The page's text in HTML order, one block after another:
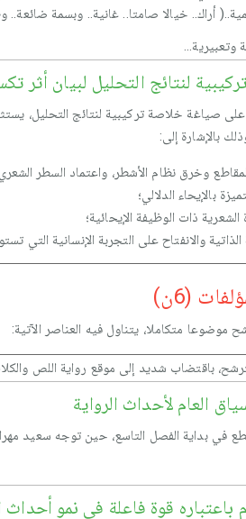
أراك.. خيالا صامتا.. غانية.. وبسمة ضائعة..
وتعبيرية...
لنتائج التحليل لبيان أثر
صياغة خلاصة تركيبية لنتائج التحليل،
بالإشارة إلى:
وخرق نظام الأشطر، واعتماد السطر
بالإيحاء الدلالي؛
ذات الوظيفة الإيحائية؛
الذاتية والانفتاح على التجربة الإنسانية التي
(6ن)
موضوعا متكاملا، يتناول فيه العناصر الآتية:
باقتضاب شديد إلى موقع رواية اللص
العام لأحداث الرواية
في بداية الفصل التاسع، حين توجه سعيد
باعتباره قوة فاعلة في نمو أحداث